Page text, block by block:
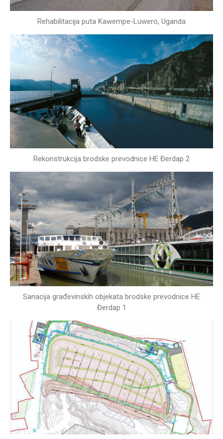
Rehabilitacija puta Kawempe-Luwero, Uganda
Rekonstrukcija brodske prevodnice HE Đerdap 2
Sanacija građevinskih objekata brodske prevodnice HE
Đerdap 1